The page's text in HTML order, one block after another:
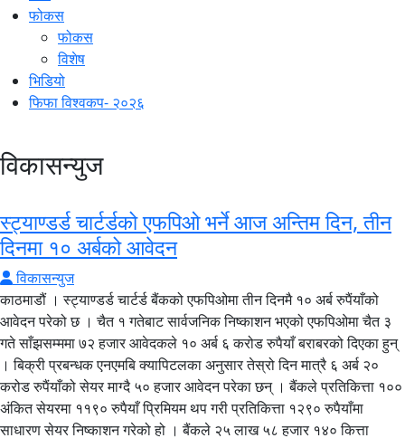
फोकस
फोकस
विशेष
भिडियो
फिफा विश्वकप- २०२६
विकासन्युज
स्ट्याण्डर्ड चार्टर्डको एफपिओ भर्ने आज अन्तिम दिन, तीन
दिनमा १० अर्बको आवेदन
विकासन्युज
काठमाडौं । स्ट्याण्डर्ड चार्टर्ड बैंकको एफपिओमा तीन दिनमै १० अर्ब रुपैंयाँको
आवेदन परेको छ । चैत १ गतेबाट सार्वजनिक निष्काशन भएको एफपिओमा चैत ३
गते साँझसम्ममा ७२ हजार आवेदकले १० अर्ब ६ करोड रुपैयाँ बराबरको दिएका हुन्
। बिक्री प्रबन्धक एनएमबि क्यापिटलका अनुसार तेस्रो दिन मात्रै ६ अर्ब २०
करोड रुपैंयाँको सेयर माग्दै ५० हजार आवेदन परेका छन् । बैंकले प्रतिकित्ता १००
अंकित सेयरमा ११९० रुपैयाँ प्रिमियम थप गरी प्रतिकित्ता १२९० रुपैयाँमा
साधारण सेयर निष्काशन गरेको हो । बैंकले २५ लाख ५८ हजार १४० कित्ता